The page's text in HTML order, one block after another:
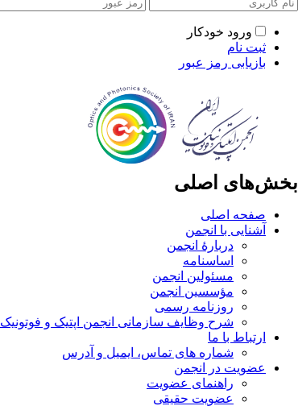
ورود خودکار
ثبت نام
بازیابی رمز عبور
بخش‌های اصلی
صفحه اصلی
آشنایی با انجمن
دربارۀ انجمن
اساسنامه
مسئولین انجمن
مؤسسین انجمن
روزنامه رسمی
شرح وظایف سازمانی انجمن اپتیک و فوتونیک
ارتباط با ما
شماره های تماس، ایمیل و آدرس
عضویت در انجمن
راهنمای عضویت
عضویت حقیقی